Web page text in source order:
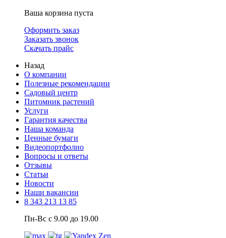
Ваша корзина пуста
Оформить заказ
Заказать звонок
Скачать прайс
Назад
О компании
Полезные рекомендации
Садовый центр
Питомник растений
Услуги
Гарантия качества
Наша команда
Ценные бумаги
Видеопортфолио
Вопросы и ответы
Отзывы
Статьи
Новости
Наши вакансии
8 343 213 13 85
Пн-Вс с 9.00 до 19.00